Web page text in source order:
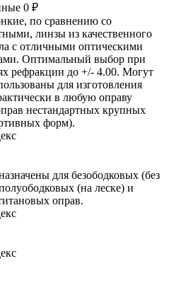
0 ₽
по сравнению со
линзы из качественного
с отличными оптическими
Оптимальный выбор при
рефракции до +/- 4.00. Могут
для изготовления
в любую оправу
нестандартных крупных
форм).
для безободковых (без
(на леске) и
оправ.